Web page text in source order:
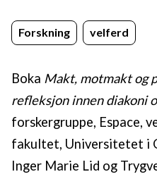
Forskning velferd
Boka Makt, motmakt og
refleksjon innen diakoni
forskergruppe, Espace,
fakultet, Universitetet i
Inger Marie Lid og